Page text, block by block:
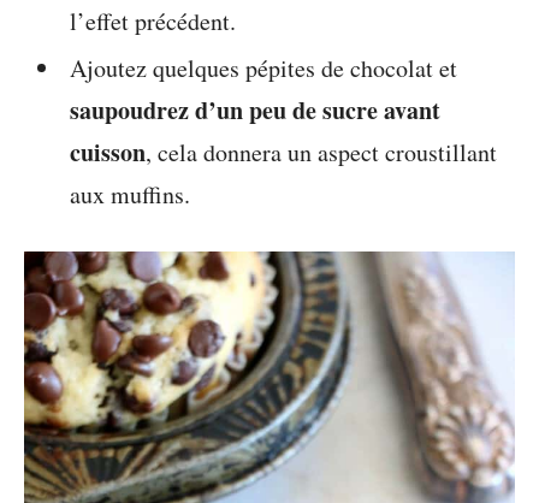
l’effet précédent.
Ajoutez quelques pépites de chocolat et
saupoudrez d’un peu de sucre avant
cuisson, cela donnera un aspect croustillant
aux muffins.